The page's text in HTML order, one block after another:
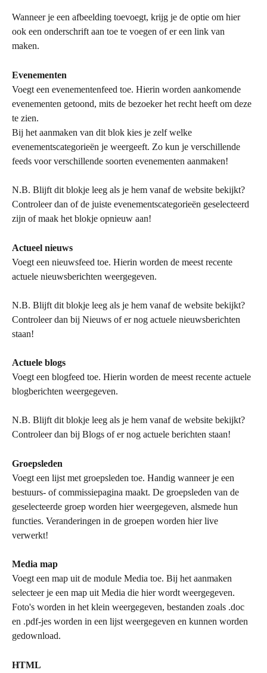
Wanneer je een afbeelding toevoegt, krijg je de optie om hier
ook een onderschrift aan toe te voegen of er een link van
maken.
Evenementen
Voegt een evenementenfeed toe. Hierin worden aankomende
evenementen getoond, mits de bezoeker het recht heeft om deze
te zien.
Bij het aanmaken van dit blok kies je zelf welke
evenementscategorieën je weergeeft. Zo kun je verschillende
feeds voor verschillende soorten evenementen aanmaken!
N.B. Blijft dit blokje leeg als je hem vanaf de website bekijkt?
Controleer dan of de juiste evenementscategorieën geselecteerd
zijn of maak het blokje opnieuw aan!
Actueel nieuws
Voegt een nieuwsfeed toe. Hierin worden de meest recente
actuele nieuwsberichten weergegeven.
N.B. Blijft dit blokje leeg als je hem vanaf de website bekijkt?
Controleer dan bij Nieuws of er nog actuele nieuwsberichten
staan!
Actuele blogs
Voegt een blogfeed toe. Hierin worden de meest recente actuele
blogberichten weergegeven.
N.B. Blijft dit blokje leeg als je hem vanaf de website bekijkt?
Controleer dan bij Blogs of er nog actuele berichten staan!
Groepsleden
Voegt een lijst met groepsleden toe. Handig wanneer je een
bestuurs- of commissiepagina maakt. De groepsleden van de
geselecteerde groep worden hier weergegeven, alsmede hun
functies. Veranderingen in de groepen worden hier live
verwerkt!
Media map
Voegt een map uit de module Media toe. Bij het aanmaken
selecteer je een map uit Media die hier wordt weergegeven.
Foto's worden in het klein weergegeven, bestanden zoals .doc
en .pdf-jes worden in een lijst weergegeven en kunnen worden
gedownload.
HTML